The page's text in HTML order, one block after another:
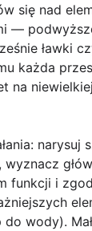
się nad
—
ławki
każda
na
narysuj
wyznacz
funkcji i
wody).